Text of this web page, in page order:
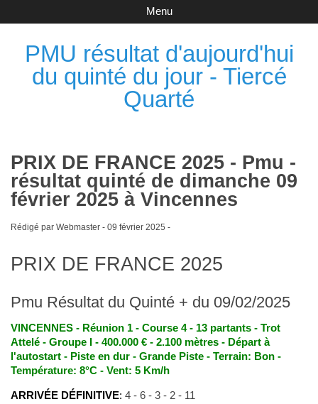
PMU résultat d'aujourd'hui
du quinté du jour - Tiercé
Quarté
Menu
PRIX DE FRANCE 2025 - Pmu -
résultat quinté de dimanche 09
février 2025 à Vincennes
Rédigé par Webmaster - 09 février 2025 -
PRIX DE FRANCE 2025
Pmu Résultat du Quinté + du 09/02/2025
VINCENNES - Réunion 1 - Course 4 - 13 partants - Trot
Attelé - Groupe I - 400.000 € - 2.100 mètres - Départ à
l'autostart - Piste en dur - Grande Piste - Terrain: Bon -
Température: 8°C - Vent: 5 Km/h
ARRIVÉE DÉFINITIVE: 4 - 6 - 3 - 2 - 11